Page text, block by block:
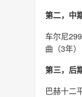
第二，中
车尔尼
曲（3年）
第三，后
巴赫十二